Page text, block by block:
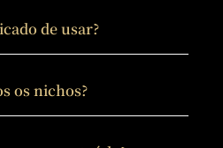
de usar?
os nichos?